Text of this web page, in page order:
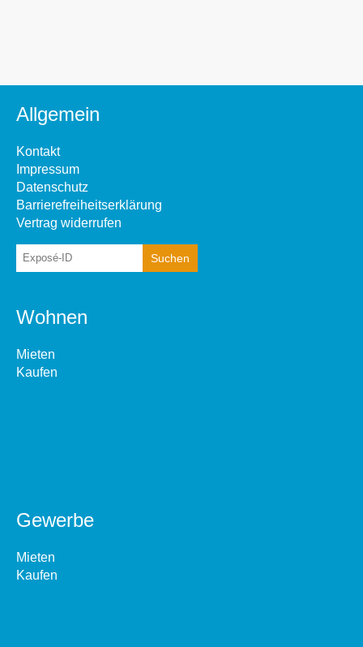
Allgemein
Kontakt
Impressum
Datenschutz
Barrierefreiheitserklärung
Vertrag widerrufen
Wohnen
Mieten
Kaufen
Gewerbe
Mieten
Kaufen